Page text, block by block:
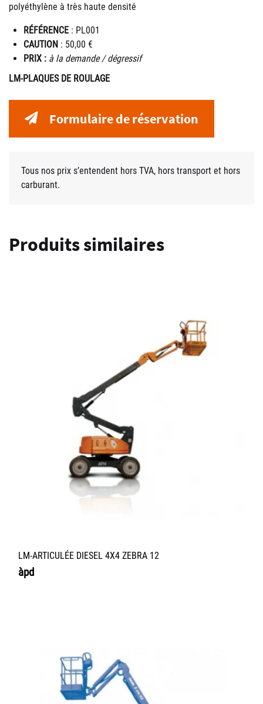
polyéthylène à très haute densité
RÉFÉRENCE : PL001
CAUTION : 50,00 €
PRIX : à la demande / dégressif
LM-PLAQUES DE ROULAGE
Formulaire de réservation
Tous nos prix s’entendent hors TVA, hors transport et hors
carburant.
Produits similaires
LM-ARTICULÉE DIESEL 4X4 ZEBRA 12
àpd